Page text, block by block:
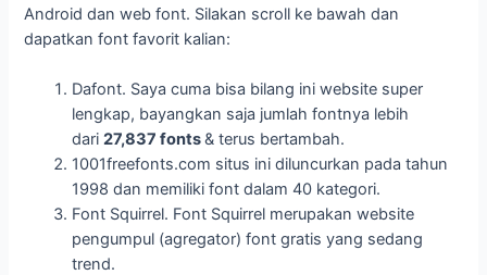
Android dan web font. Silakan scroll ke bawah dan
dapatkan font favorit kalian:
Dafont. Saya cuma bisa bilang ini website super
lengkap, bayangkan saja jumlah fontnya lebih
dari27,837 fonts& terus bertambah.
1001freefonts.com situs ini diluncurkan pada tahun
1998 dan memiliki font dalam 40 kategori.
Font Squirrel. Font Squirrel merupakan website
pengumpul (agregator) font gratis yang sedang
trend.